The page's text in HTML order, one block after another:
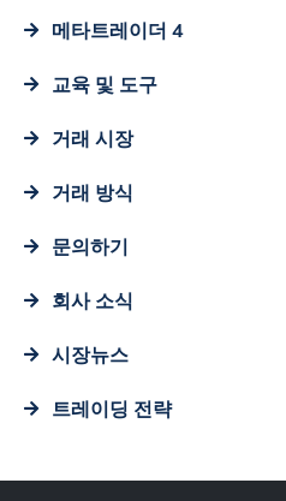
메타트레이더 4
교육 및 도구
거래 시장
거래 방식
문의하기
회사 소식
시장뉴스
트레이딩 전략